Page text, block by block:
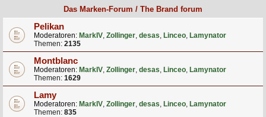
Das Marken-Forum / The Brand forum
Pelikan
Moderatoren: MarkIV, Zollinger, desas, Linceo, Lamynator
Themen: 2135
Montblanc
Moderatoren: MarkIV, Zollinger, desas, Linceo, Lamynator
Themen: 1629
Lamy
Moderatoren: MarkIV, Zollinger, desas, Linceo, Lamynator
Themen: 835